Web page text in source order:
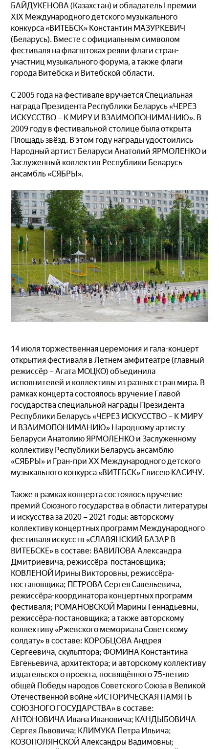
БАЙДУКЕНОВА (Казахстан) и обладатель I премии
XIX Международного детского музыкального
конкурса «ВИТЕБСК» Константин МАЗУРКЕВИЧ
(Беларусь). Вместе с официальным символом
фестиваля на флагштоках реяли флаги стран-
участниц музыкального форума, а также флаги
города Витебска и Витебской области.
С 2005 года на фестивале вручается Специальная
награда Президента Республики Беларусь «ЧЕРЕЗ
ИСКУССТВО – К МИРУ И ВЗАИМОПОНИМАНИЮ». В
2009 году в фестивальной столице была открыта
Площадь звёзд. В этом году награды удостоились
Народный артист Беларуси Анатолий ЯРМОЛЕНКО и
Заслуженный коллектив Республики Беларусь
ансамбль «СЯБРЫ».
14 июля торжественная церемония и гала-концерт
открытия фестиваля в Летнем амфитеатре (главный
режиссёр – Агата МОЦКО) объединила
исполнителей и коллективы из разных стран мира. В
рамках концерта состоялось вручение Главой
государства специальной награды Президента
Республики Беларусь «ЧЕРЕЗ ИСКУССТВО – К МИРУ
И ВЗАИМОПОНИМАНИЮ» Народному артисту
Беларуси Анатолию ЯРМОЛЕНКО и Заслуженному
коллективу Республики Беларусь ансамблю
«СЯБРЫ» и Гран-при XX Международного детского
музыкального конкурса «ВИТЕБСК» Елисею КАСИЧУ.
Также в рамках концерта состоялось вручение
премий Союзного государства в области литературы
и искусства за 2020 – 2021 годы: авторскому
коллективу концертных программ Международного
фестиваля искусств «СЛАВЯНСКИЙ БАЗАР В
ВИТЕБСКЕ» в составе: ВАВИЛОВА Александра
Дмитриевича, режиссёра-постановщика;
КОВЛЕНОЙ Ирины Викторовны, режиссёра-
постановщика; ПЕТРОВА Сергея Савельевича,
режиссёра-координатора концертных программ
фестиваля; РОМАНОВСКОЙ Марины Геннадьевны,
режиссёра-постановщика; а также авторскому
коллективу «Ржевского мемориала Советскому
солдату» в составе: КОРОБЦОВА Андрея
Сергеевича, скульптора; ФОМИНА Константина
Евгеньевича, архитектора; и авторскому коллективу
издательского проекта, посвящённого 75-летию
общей Победы народов Советского Союза в Великой
Отечественной войне «ИСТОРИЧЕСКАЯ ПАМЯТЬ
СОЮЗНОГО ГОСУДАРСТВА» в составе:
АНТОНОВИЧА Ивана Ивановича; КАНДЫБОВИЧА
Сергея Львовича; КЛИМУКА Петра Ильича;
КОЗОПОЛЯНСКОЙ Александры Вадимовны;